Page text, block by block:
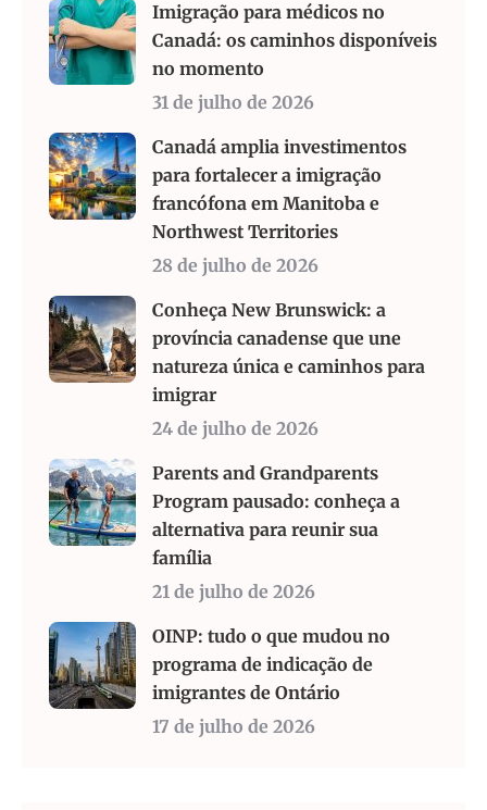
Imigração para médicos no
Canadá: os caminhos disponíveis
no momento
31 de julho de 2026
Canadá amplia investimentos
para fortalecer a imigração
francófona em Manitoba e
Northwest Territories
28 de julho de 2026
Conheça New Brunswick: a
província canadense que une
natureza única e caminhos para
imigrar
24 de julho de 2026
Parents and Grandparents
Program pausado: conheça a
alternativa para reunir sua
família
21 de julho de 2026
OINP: tudo o que mudou no
programa de indicação de
imigrantes de Ontário
17 de julho de 2026